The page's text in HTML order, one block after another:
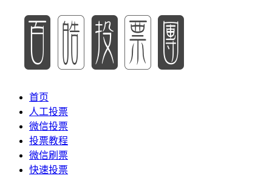
首页
人工投票
微信投票
投票教程
微信刷票
快速投票